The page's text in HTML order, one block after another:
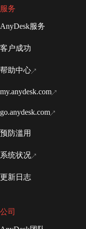
服务
AnyDesk服务
客户成功
帮助中心
my.anydesk.com
go.anydesk.com
预防滥用
系统状况
更新日志
公司